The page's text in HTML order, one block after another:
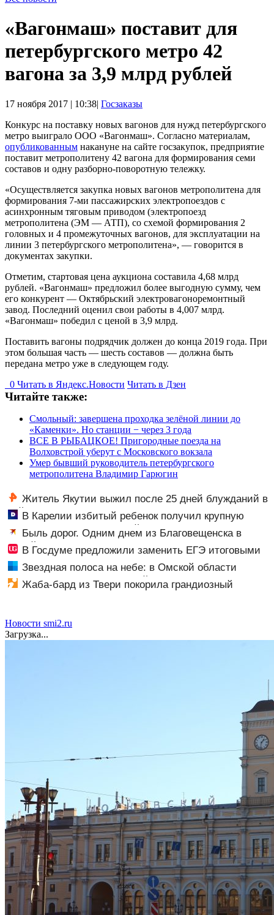
«Вагонмаш» поставит для
петербургского метро 42
вагона за 3,9 млрд рублей
17 ноября 2017 | 10:38| Госзаказы
Конкурс на поставку новых вагонов для нужд петербургского
метро выиграло ООО «Вагонмаш». Согласно материалам,
опубликованным накануне на сайте госзакупок, предприятие
поставит метрополитену 42 вагона для формирования семи
составов и одну разборно-поворотную тележку.
«Осуществляется закупка новых вагонов метрополитена для
формирования 7-ми пассажирских электропоездов с
асинхронным тяговым приводом (электропоезд
метрополитена (ЭМ — АТП), со схемой формирования 2
головных и 4 промежуточных вагонов, для эксплуатации на
линии 3 петербургского метрополитена», — говорится в
документах закупки.
Отметим, стартовая цена аукциона составила 4,68 млрд
рублей. «Вагонмаш» предложил более выгодную сумму, чем
его конкурент — Октябрьский электровагоноремонтный
завод. Последний оценил свои работы в 4,007 млрд.
«Вагонмаш» победил с ценой в 3,9 млрд.
Поставить вагоны подрядчик должен до конца 2019 года. При
этом большая часть — шесть составов — должна быть
передана метро уже в следующем году.
0 Читать в Яндекс.Новости Читать в Дзен
Читайте также:
Смольный: завершена проходка зелёной линии до
«Каменки». Но станции − через 3 года
ВСЕ В РЫБАЦКОЕ! Пригородные поезда на
Волховстрой уберут с Московского вокзала
Умер бывший руководитель петербургского
метрополитена Владимир Гарюгин
Житель Якутии выжил после 25 дней блужданий в
тайгеВ Карелии избитый ребенок получил крупную
компенсацию от родителей обидчика (ВИДЕО)
Быль дорог. Одним днем из Благовещенска в
Китай, лапша, мемы, и почему утке по-пекински
запретили переходить границу
В Госдуме предложили заменить ЕГЭ итоговыми
экзаменами
Звездная полоса на небе: в Омской области
сфотографировали Млечный Путь — космические
Жаба-бард из Твери покорила грандиозный
Новости smi2.ru
Загрузка...